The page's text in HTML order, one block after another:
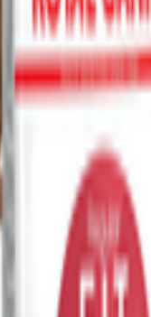
Углеводы:0Калории :
месяцев
«Akvariumas»
Zarasų g. 15, LT-